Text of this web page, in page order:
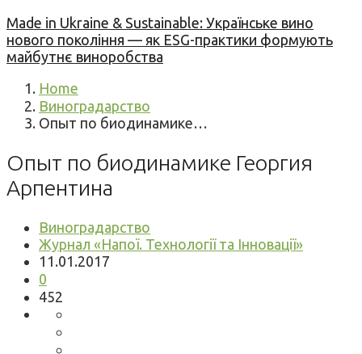
Made in Ukraine & Sustainable: Українське вино
нового покоління — як ESG-практики формують
майбутнє виноробства
Home
Виноградарство
Опыт по биодинамике…
Опыт по биодинамике Георгия
Арпентина
Виноградарство
Журнал «Напої. Технології та Інновації»
11.01.2017
0
452